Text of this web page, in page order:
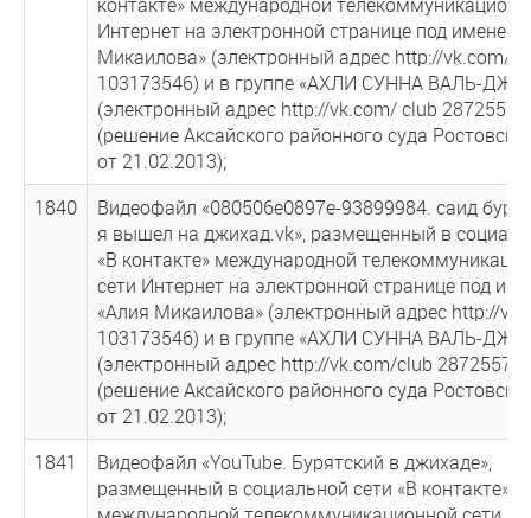
Интернет на электронной странице под именем
Микаилова» (электронный адрес http://vk.com/id
103173546) и в группе «АХЛИ СУННА ВАЛЬ-
(электронный адрес http://vk.com/ club
(решение Аксайского районного суда
от 21.02.2013);
1840
Видеофайл «080506е0897е-93899984. саид
я вышел на джихад.vk», размещенный в
«В контакте» международной
сети Интернет на электронной странице под
«Алия Микаилова» (электронный адрес http://
103173546) и в группе «АХЛИ СУННА ВАЛЬ-
(электронный адрес http://vk.com/club 28725576)
(решение Аксайского районного суда
от 21.02.2013);
1841
Видеофайл «YouTube. Бурятский в джихаде»,
размещенный в социальной сети «В контакте»